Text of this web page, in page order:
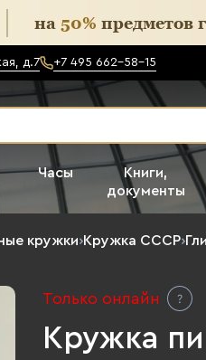
д.7 +7 495 662-58-15
Часы
Книги,
документы
кружки›Кружка СССР›
Только онлайн
Кружка